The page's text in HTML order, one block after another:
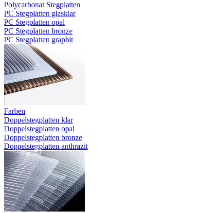
Polycarbonat Stegplatten
PC Stegplatten glasklar
PC Stegplatten opal
PC Stegplatten bronze
PC Stegplatten graphit
Farben
Doppelstegplatten klar
Doppelstegplatten opal
Doppelstegplatten bronze
Doppelstegplatten anthrazit